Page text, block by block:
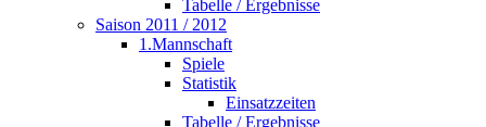
Tabelle / Ergebnisse
Saison 2011 / 2012
1.Mannschaft
Spiele
Statistik
Einsatzzeiten
Tabelle / Ergebnisse